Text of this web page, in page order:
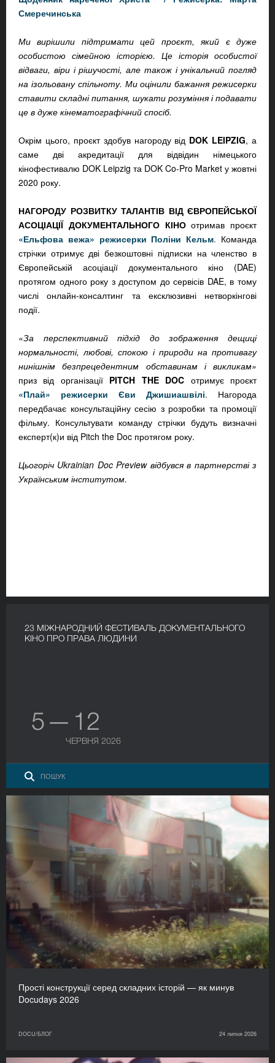
Смеречинська
Ми вирішили підтримати цей проєкт, який є дуже
особистою сімейною історією. Це історія особистої
відваги, віри і рішучості, але також і унікальний погляд
на ізольовану спільноту. Ми оцінили бажання режисерки
ставити складні питання, шукати розуміння і подавати
це в дуже кінематографічний спосіб.
Окрім цього, проєкт здобув нагороду від DOK LEIPZIG, а
саме дві акредитації для відвідин німецького
кінофестивалю DOK Leipzig та DOK Co-Pro Market у жовтні
2020 року.
НАГОРОДУ РОЗВИТКУ ТАЛАНТІВ ВІД ЄВРОПЕЙСЬКОЇ
АСОЦІАЦІЇ ДОКУМЕНТАЛЬНОГО КІНОотримав проєкт
«Ельфова вежа» режисерки Поліни Кельм. Команда
стрічки отримує дві безкоштовні підписки на членство в
Європейській асоціації документального кіно (DAE)
протягом одного року з доступом до сервісів DAE, в тому
числі онлайн-консалтинг та ексклюзивні нетворкінгові
події.
«За перспективний підхід до зображення дещиці
нормальності, любові, спокою і природи на противагу
нинішнім безпрецедентним обставинам і викликам»
приз від організації PITCH THE DOC отримує проєкт
«Плай» режисерки Єви Джишиашвілі. Нагорода
передбачає консультаційну сесію з розробки та промоції
фільму. Консультувати команду стрічки будуть визначні
експерт(к)и від Pitch the Doc протягом року.
Цьогоріч Ukrainian Doc Preview відбувся в партнерстві з
Українським інститутом.
23 МІЖНАРОДНИЙ ФЕСТИВАЛЬ ДОКУМЕНТАЛЬНОГО
КІНО ПРО ПРАВА ЛЮДИНИ
5 — 12
ЧЕРВНЯ 2026
Прості конструкції серед складних історій — як минув
Docudays 2026
DOCU/БЛОГ 24 липня 2026